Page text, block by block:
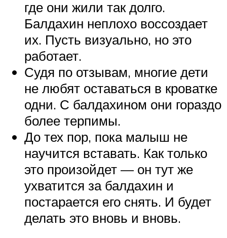
где они жили так долго.
Балдахин неплохо воссоздает
их. Пусть визуально, но это
работает.
Судя по отзывам, многие дети
не любят оставаться в кроватке
одни. С балдахином они гораздо
более терпимы.
До тех пор, пока малыш не
научится вставать. Как только
это произойдет — он тут же
ухватится за балдахин и
постарается его снять. И будет
делать это вновь и вновь.